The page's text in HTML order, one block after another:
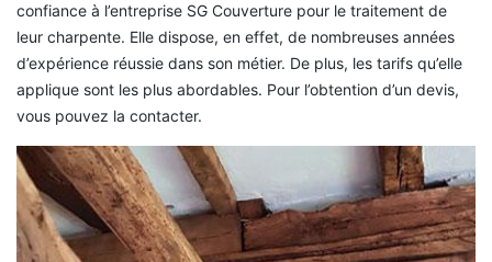
confiance à l’entreprise SG Couverture pour le traitement de
leur charpente. Elle dispose, en effet, de nombreuses années
d’expérience réussie dans son métier. De plus, les tarifs qu’elle
applique sont les plus abordables. Pour l’obtention d’un devis,
vous pouvez la contacter.